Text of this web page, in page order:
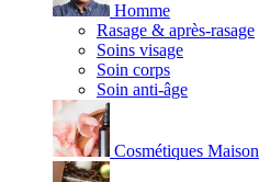
Homme
Rasage & après-rasage
Soins visage
Soin corps
Soin anti-âge
Cosmétiques Maison